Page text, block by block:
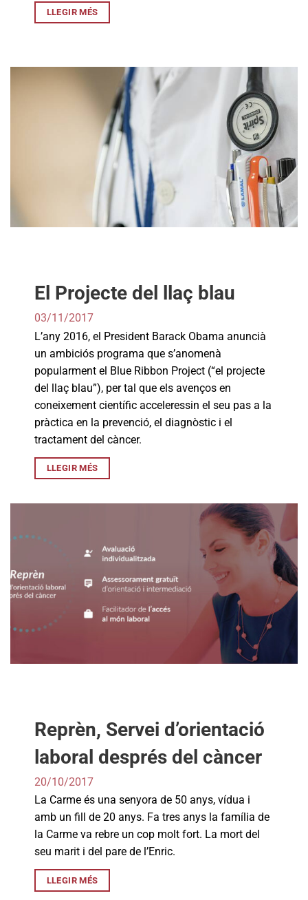
LLEGIR MÉS
El Projecte del llaç blau
03/11/2017
L’any 2016, el President Barack Obama anuncià
un ambiciós programa que s’anomenà
popularment el Blue Ribbon Project (“el projecte
del llaç blau”), per tal que els avenços en
coneixement científic acceleressin el seu pas a la
pràctica en la prevenció, el diagnòstic i el
tractament del càncer.
LLEGIR MÉS
Reprèn, Servei d’orientació
laboral després del càncer
20/10/2017
La Carme és una senyora de 50 anys, vídua i
amb un fill de 20 anys. Fa tres anys la família de
la Carme va rebre un cop molt fort. La mort del
seu marit i del pare de l’Enric.
LLEGIR MÉS